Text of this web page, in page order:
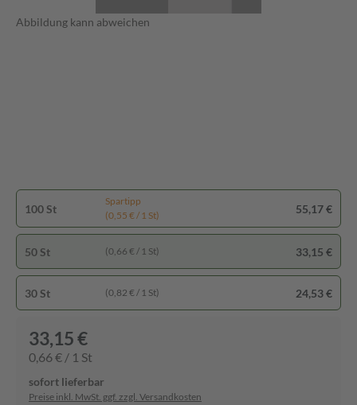
Abbildung kann abweichen
100 St
Spartipp
(0,55 € / 1 St)
55,17 €
50 St (0,66 € / 1 St) 33,15 €
30 St (0,82 € / 1 St) 24,53 €
33,15 €
0,66 € / 1 St
sofort lieferbar
Preise inkl. MwSt. ggf. zzgl. Versandkosten